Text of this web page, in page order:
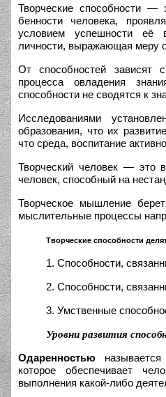
Творческие способности —
бенности человека,
условием успешности её
личности, выражающая меру
От спо­собностей зависят
процесса овладения
способности не сводятся к
Исследованиями
образования, что их
что среда, воспитание
Творческий человек — это
человек, способный на
Творческое мышление
мыслительные процессы
Творческие способности
1. Способности,
2. Способности,
3. Умственные
Уровни развития
Одаренностью называется
которое обеспечивает
выполнения какой-либо